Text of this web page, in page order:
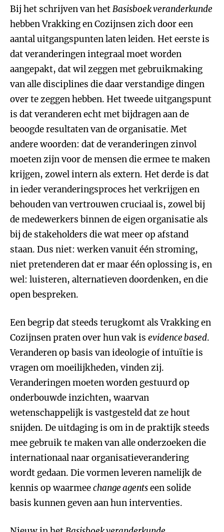
Bij het schrijven van hetBasisboek veranderkunde
hebben Vrakking en Cozijnsen zich door een
aantal uitgangspunten laten leiden. Het eerste is
dat veranderingen integraal moet worden
aangepakt, dat wil zeggen met gebruikmaking
van alle disciplines die daar verstandige dingen
over te zeggen hebben. Het tweede uitgangspunt
is dat veranderen echt met bijdragen aan de
beoogde resultaten van de organisatie. Met
andere woorden: dat de veranderingen zinvol
moeten zijn voor de mensen die ermee te maken
krijgen, zowel intern als extern. Het derde is dat
in ieder veranderingsproces het verkrijgen en
behouden van vertrouwen cruciaal is, zowel bij
de medewerkers binnen de eigen organisatie als
bij de stakeholders die wat meer op afstand
staan. Dus niet: werken vanuit één stroming,
niet pretenderen dat er maar één oplossing is, en
wel: luisteren, alternatieven doordenken, en die
open bespreken.
Een begrip dat steeds terugkomt als Vrakking en
Cozijnsen praten over hun vak is evidence based.
Veranderen op basis van ideologie of intuïtie is
vragen om moeilijkheden, vinden zij.
Veranderingen moeten worden gestuurd op
onderbouwde inzichten, waarvan
wetenschappelijk is vastgesteld dat ze hout
snijden. De uitdaging is om in de praktijk steeds
mee gebruik te maken van alle onderzoeken die
internationaal naar organisatieverandering
wordt gedaan. Die vormen leveren namelijk de
kennis op waarmeechange agentseen solide
basis kunnen geven aan hun interventies.